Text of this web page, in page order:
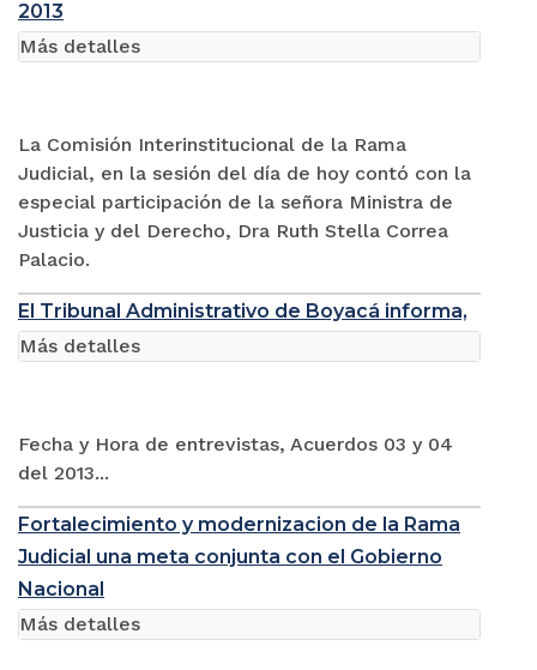
2013
La Comisión Interinstitucional de la Rama
Judicial, en la sesión del día de hoy contó con la
especial participación de la señora Ministra de
Justicia y del Derecho, Dra Ruth Stella Correa
Palacio.
Más detalles
El Tribunal Administrativo de Boyacá informa,
Fecha y Hora de entrevistas, Acuerdos 03 y 04
del 2013...
Más detalles
Fortalecimiento y modernizacion de la Rama
Judicial una meta conjunta con el Gobierno
Nacional
Más detalles